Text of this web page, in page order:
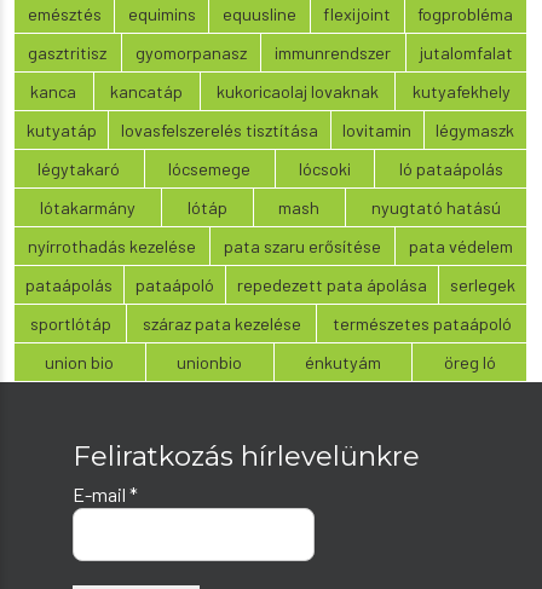
emésztés
equimins equusline flexijoint
fogprobléma
gasztritisz
gyomorpanasz immunrendszer
jutalomfalat
kanca
kancatáp kukoricaolaj lovaknak
kutyafekhely
kutyatáp
lovasfelszerelés tisztítása lovitamin
légymaszk
légytakaró
lócsemege lócsoki
ló pataápolás
lótakarmány
lótáp mash
nyugtató hatású
nyírrothadás kezelése
pata szaru erősítése
pata védelem
pataápolás
pataápoló repedezett pata ápolása
serlegek
sportlótáp
száraz pata kezelése
természetes pataápoló
union bio
unionbio énkutyám öreg ló
Feliratkozás hírlevelünkre
E-mail *